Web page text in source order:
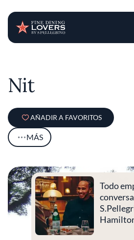
Nit
AÑADIR A FAVORITOS
MÁS
Todo